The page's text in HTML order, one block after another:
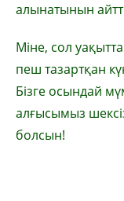
алынатынын
Міне, сол
пеш тазартқан
Бізге осындай
алғысымыз
болсын!